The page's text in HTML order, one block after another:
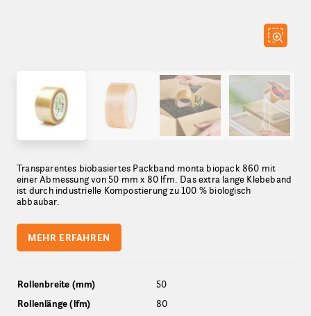
Transparentes biobasiertes Packband monta biopack 860 mit
einer Abmessung von 50 mm x 80 lfm. Das extra lange Klebeband
ist durch industrielle Kompostierung zu 100 % biologisch
abbaubar.
MEHR ERFAHREN
Rollenbreite (mm)
50
Rollenlänge (lfm)
80